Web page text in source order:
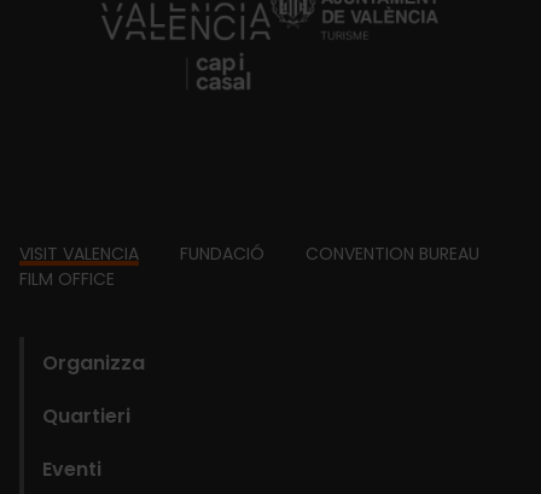
https://fundacion.visitvalencia.com/
Footer
VISIT VALENCIA FUNDACIÓ
CONVENTION BUREAU
FILM OFFICE
Organizza
Quartieri
Eventi